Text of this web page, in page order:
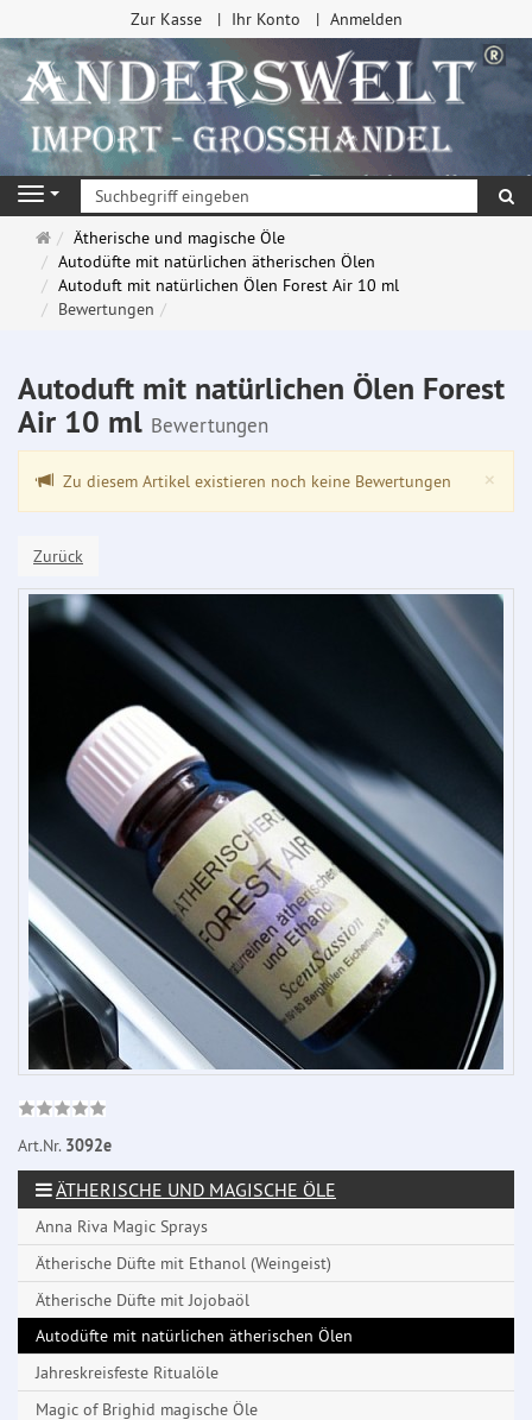
Zur Kasse Ihr Konto Anmelden
Navigation
Startseite
Ätherische und magische Öle
Autodüfte mit natürlichen ätherischen Ölen
Autoduft mit natürlichen Ölen Forest Air 10 ml
Bewertungen
Autoduft mit natürlichen Ölen Forest
Air 10 ml Bewertungen
×
Zu diesem Artikel existieren noch keine Bewertungen
Zurück
Art.Nr. 3092e
ÄTHERISCHE UND MAGISCHE ÖLE
Anna Riva Magic Sprays
Ätherische Düfte mit Ethanol (Weingeist)
Ätherische Düfte mit Jojobaöl
Autodüfte mit natürlichen ätherischen Ölen
Jahreskreisfeste Ritualöle
Magic of Brighid magische Öle